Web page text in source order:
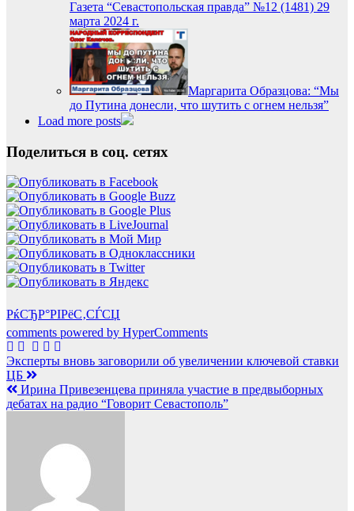
Газета “Севастопольская правда” №12 (1481) 29
марта 2024 г.
Маргарита Образцова: “Мы
до Путина донесли, что шутить с огнем нельзя”
Load more posts
Поделиться в соц. сетях
РќСЂР°РІРёС‚СЃСЏ
comments powered by HyperComments
Навигация
по
записям
Эксперты вновь заговорили об увеличении ключевой ставки
ЦБ
Ирина Привезенцева приняла участие в предвыборных
дебатах на радио “Говорит Севастополь”